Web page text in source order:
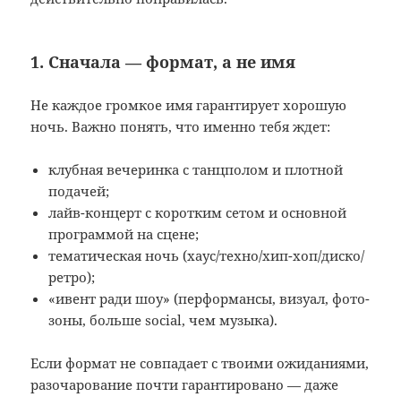
1. Сначала — формат, а не имя
Не каждое громкое имя гарантирует хорошую
ночь. Важно понять, что именно тебя ждет:
клубная вечеринка с танцполом и плотной
подачей;
лайв-концерт с коротким сетом и основной
программой на сцене;
тематическая ночь (хаус/техно/хип-хоп/диско/
ретро);
«ивент ради шоу» (перформансы, визуал, фото-
зоны, больше social, чем музыка).
Если формат не совпадает с твоими ожиданиями,
разочарование почти гарантировано — даже